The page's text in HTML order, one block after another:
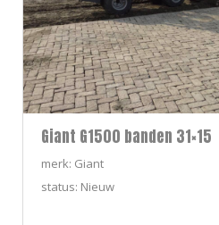
Giant G1500 banden 31×15
merk: Giant
status: Nieuw